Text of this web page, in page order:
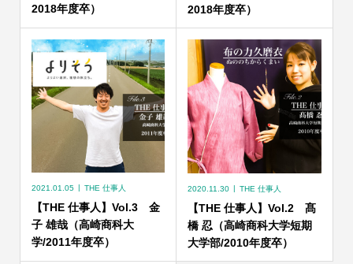
2018年度卒）
2018年度卒）
2021.01.05 THE 仕事人
【THE 仕事人】Vol.3 金
子 雄哉（高崎商科大
学/2011年度卒）
2020.11.30 THE 仕事人
【THE 仕事人】Vol.2 髙
橋 忍（高崎商科大学短期
大学部/2010年度卒）